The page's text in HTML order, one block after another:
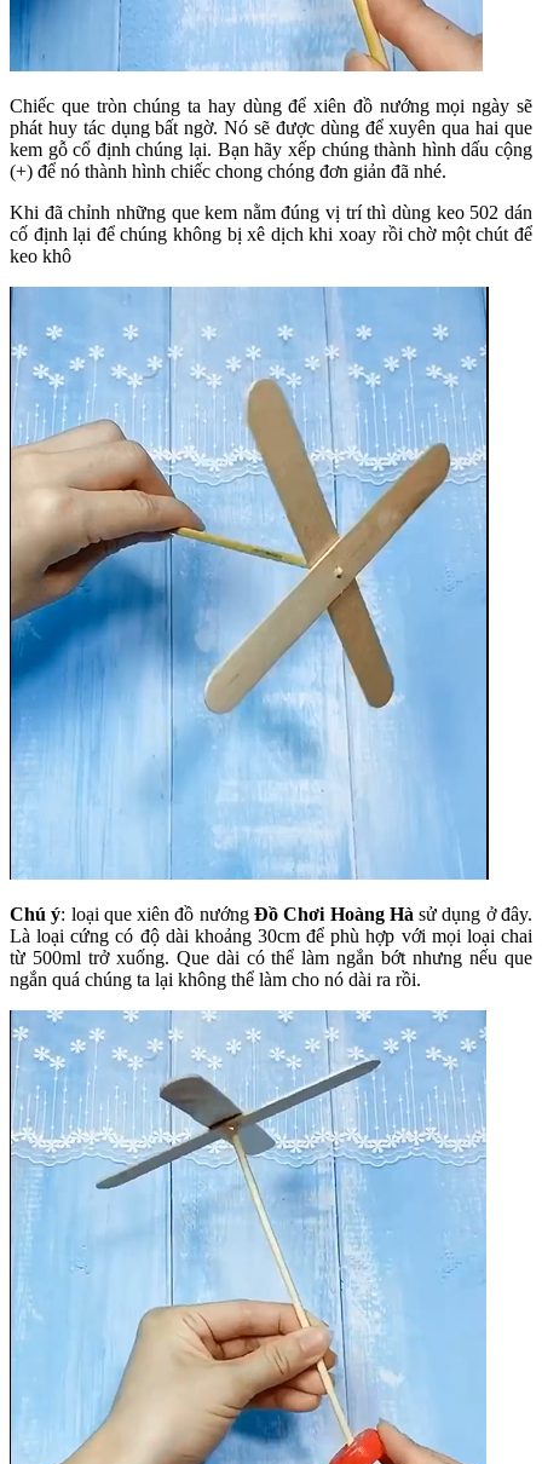
Chiếc que tròn chúng ta hay dùng để xiên đồ nướng mọi ngày sẽ
phát huy tác dụng bất ngờ. Nó sẽ được dùng để xuyên qua hai que
kem gỗ cổ định chúng lại. Bạn hãy xếp chúng thành hình dấu cộng
(+) để nó thành hình chiếc chong chóng đơn giản đã nhé.
Khi đã chỉnh những que kem nằm đúng vị trí thì dùng keo 502 dán
cố định lại để chúng không bị xê dịch khi xoay rồi chờ một chút để
keo khô
Chú ý: loại que xiên đồ nướngĐồ Chơi Hoàng Hà sử dụng ở đây.
Là loại cứng có độ dài khoảng 30cm để phù hợp với mọi loại chai
từ 500ml trở xuống. Que dài có thể làm ngắn bớt nhưng nếu que
ngắn quá chúng ta lại không thể làm cho nó dài ra rồi.